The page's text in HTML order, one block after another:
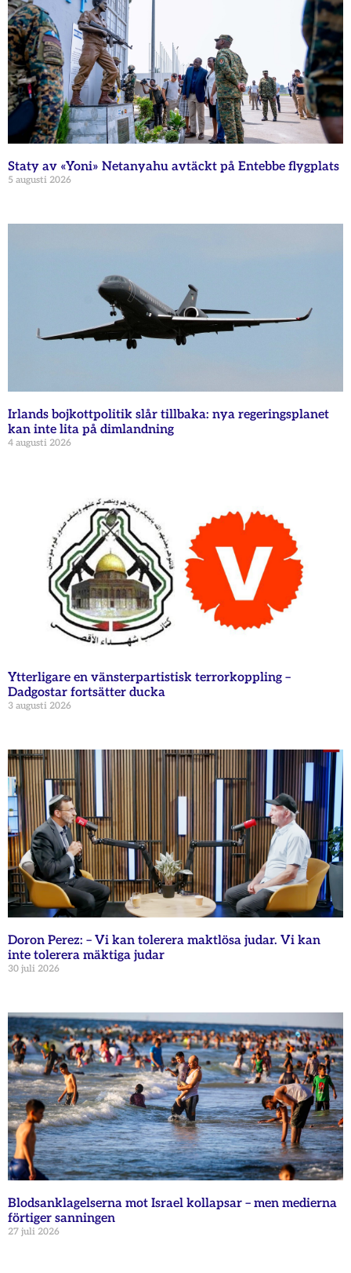
Staty av «Yoni» Netanyahu avtäckt på Entebbe flygplats
5 augusti 2026
Irlands bojkottpolitik slår tillbaka: nya regeringsplanet
kan inte lita på dimlandning
4 augusti 2026
Ytterligare en vänsterpartistisk terrorkoppling –
Dadgostar fortsätter ducka
3 augusti 2026
Doron Perez: – Vi kan tolerera maktlösa judar. Vi kan
inte tolerera mäktiga judar
30 juli 2026
Blodsanklagelserna mot Israel kollapsar – men medierna
förtiger sanningen
27 juli 2026